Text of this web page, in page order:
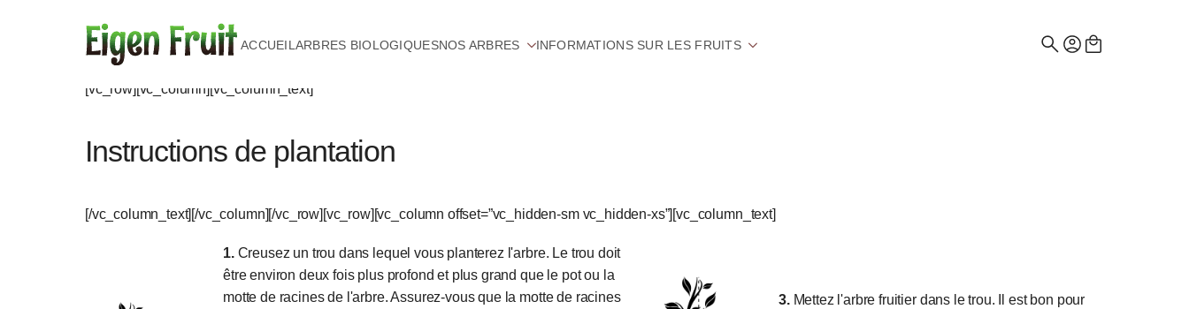
ACCUEILARBRES BIOLOGIQUESNOS ARBRES INFORMATIONS SUR LES FRUITS
[vc_row][vc_column][vc_column_text]
Instructions de plantation
[/vc_column_text][/vc_column][/vc_row][vc_row][vc_column offset=”vc_hidden-sm vc_hidden-xs”][vc_column_text]
1.Creusez un trou dans lequel vous planterez l'arbre. Le trou doit
être environ deux fois plus profond et plus grand que le pot ou la
motte de racines de l'arbre. Assurez-vous que la motte de racines
3.Mettez l'arbre fruitier dans le trou. Il est bon pour